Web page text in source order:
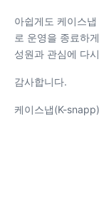
아쉽게도 케이스
로 운영을 종료하
성원과 관심에 다
감사합니다.
케이스냅(K-